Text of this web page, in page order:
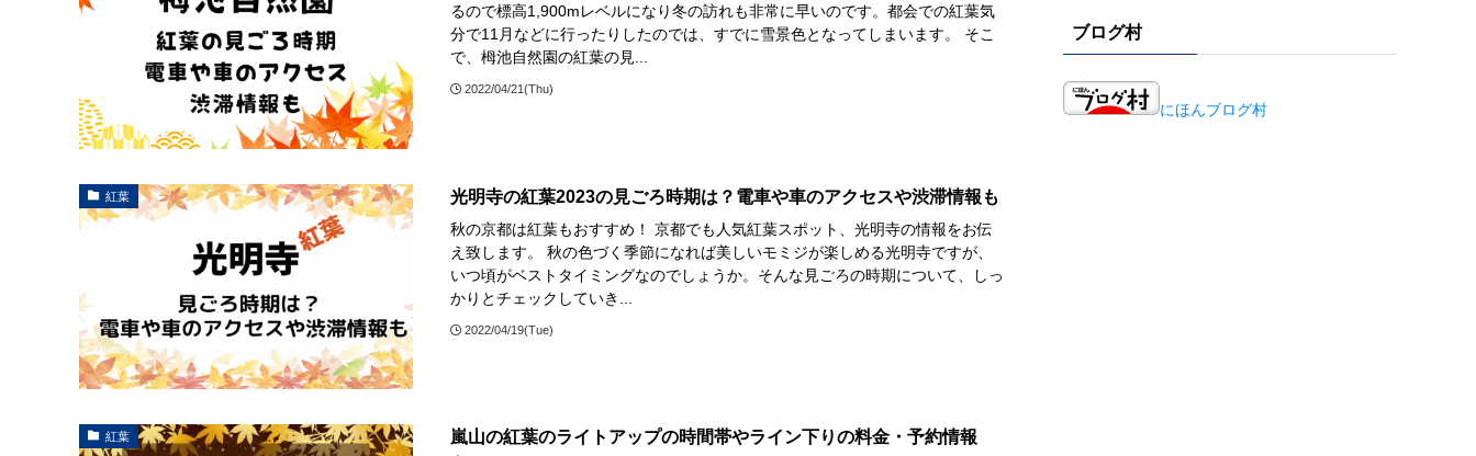
るので標高1,900mレベルになり冬の訪れも非常に早いのです。都会での紅葉気
分で11月などに行ったりしたのでは、すでに雪景色となってしまいます。 そこ
で、栂池自然園の紅葉の見...
2022/04/21(Thu)
紅葉 光明寺の紅葉2023の見ごろ時期は？電車や車のアクセスや渋滞情報も
秋の京都は紅葉もおすすめ！ 京都でも人気紅葉スポット、光明寺の情報をお伝
え致します。 秋の色づく季節になれば美しいモミジが楽しめる光明寺ですが、
いつ頃がベストタイミングなのでしょうか。そんな見ごろの時期について、しっ
かりとチェックしていき...
2022/04/19(Tue)
紅葉
嵐山の紅葉のライトアップの時間帯やライン下りの料金・予約情報
ブログ村
にほんブログ村